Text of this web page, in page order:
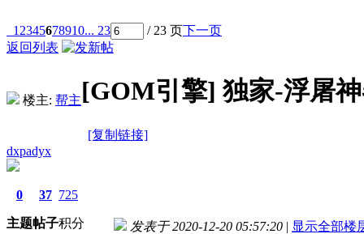
1 2345678910... 23 / 23 页下一页
返回列表
楼主: 帮主[GOM引擎]独家-浮屠
[复制链接]
dxpadyx
0
主题
37
帖子
725
积分 发表于 2020-12-20 05:57:20 | 显示全部楼